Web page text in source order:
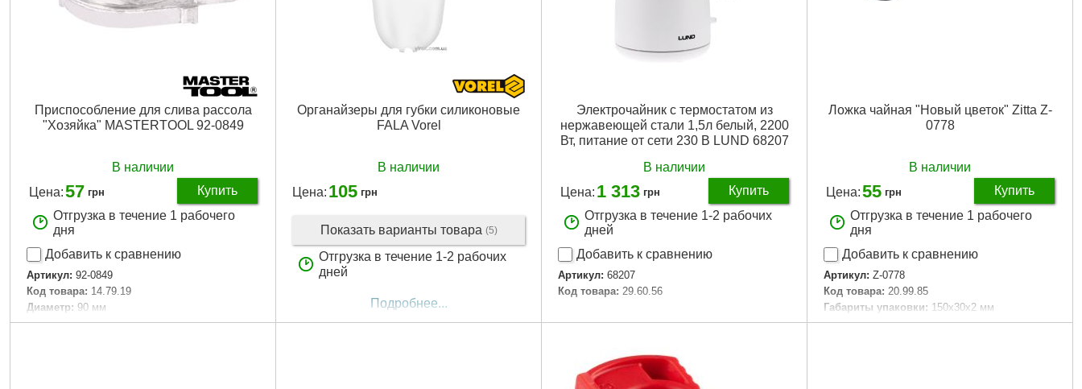
Приспособление для слива рассола
"Хозяйка" MASTERTOOL 92-0849
В наличии
Цена:57 грн
Купить
Отгрузка в течение 1 рабочего
дня
Добавить к сравнению
Артикул: 92-0849
Код товара: 14.79.19
Диаметр: 90 мм
Габариты упаковки: 120x90x100 мм
Органайзеры для губки силиконовые
FALA Vorel
В наличии
Цена: 105 грн
Показать варианты товара (5)
Отгрузка в течение 1-2 рабочих
дней
Подробнее...
Электрочайник с термостатом из
нержавеющей стали 1,5л белый, 2200
Вт, питание от сети 230 В LUND 68207
В наличии
Цена: 1 313 грн
Купить
Отгрузка в течение 1-2 рабочих
дней
Добавить к сравнению
Артикул: 68207
Код товара: 29.60.56
Подробнее...
Ложка чайная "Новый цветок" Zitta Z-
0778
В наличии
Цена:55 грн
Купить
Отгрузка в течение 1 рабочего
дня
Добавить к сравнению
Артикул: Z-0778
Код товара: 20.99.85
Габариты упаковки: 150x30x2 мм
Вес брутто: 27 г